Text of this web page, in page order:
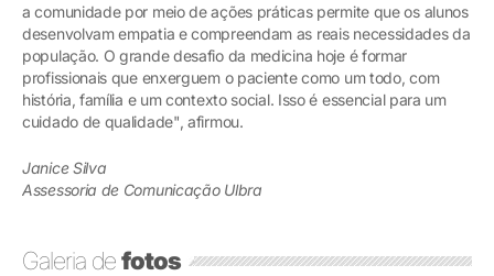
a comunidade por meio de ações práticas permite que os alunos
desenvolvam empatia e compreendam as reais necessidades da
população. O grande desafio da medicina hoje é formar
profissionais que enxerguem o paciente como um todo, com
história, família e um contexto social. Isso é essencial para um
cuidado de qualidade", afirmou.
Janice Silva
Assessoria de Comunicação Ulbra
Galeria defotos